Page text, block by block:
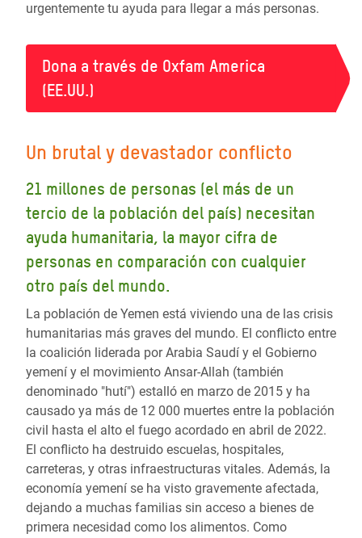
urgentemente tu ayuda para llegar a más personas.
Dona a través de Oxfam America
(EE.UU.)
Un brutal y devastador conflicto
21 millones de personas (el más de un
tercio de la población del país) necesitan
ayuda humanitaria, la mayor cifra de
personas en comparación con cualquier
otro país del mundo.
La población de Yemen está viviendo una de las crisis
humanitarias más graves del mundo. El conflicto entre
la coalición liderada por Arabia Saudí y el Gobierno
yemení y el movimiento Ansar-Allah (también
denominado "hutí") estalló en marzo de 2015 y ha
causado ya más de 12 000 muertes entre la población
civil hasta el alto el fuego acordado en abril de 2022.
El conflicto ha destruido escuelas, hospitales,
carreteras, y otras infraestructuras vitales. Además, la
economía yemení se ha visto gravemente afectada,
dejando a muchas familias sin acceso a bienes de
primera necesidad como los alimentos. Como